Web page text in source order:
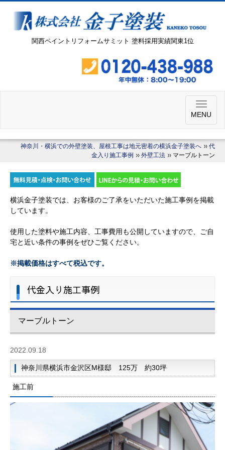
関西ペイントリフォームサミット 塗料採用実績関東1位
MENU
神奈川・横浜での外壁塗装、屋根工事は地元密着の横浜金子塗装へ
代
金入り施工事例
外壁工法 マーブルトーン
横浜金子塗装では、お客様のご了承をいただいた施工事例を掲載
しています。
使用した塗料や施工内容、工事費用も公開していますので、ご自
宅と近い条件の事例をぜひご覧ください。
※掲載価格はすべて税込です。
代金入り施工事例
マーブルトーン
2022.09.18
神奈川県横浜市金沢区M様邸 125万 約30坪
施工前